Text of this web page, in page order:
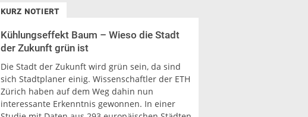
KURZ NOTIERT
Kühlungseffekt Baum – Wieso die Stadt
der Zukunft grün ist
Die Stadt der Zukunft wird grün sein, da sind
sich Stadtplaner einig. Wissenschaftler der ETH
Zürich haben auf dem Weg dahin nun
interessante Erkenntnis gewonnen. In einer